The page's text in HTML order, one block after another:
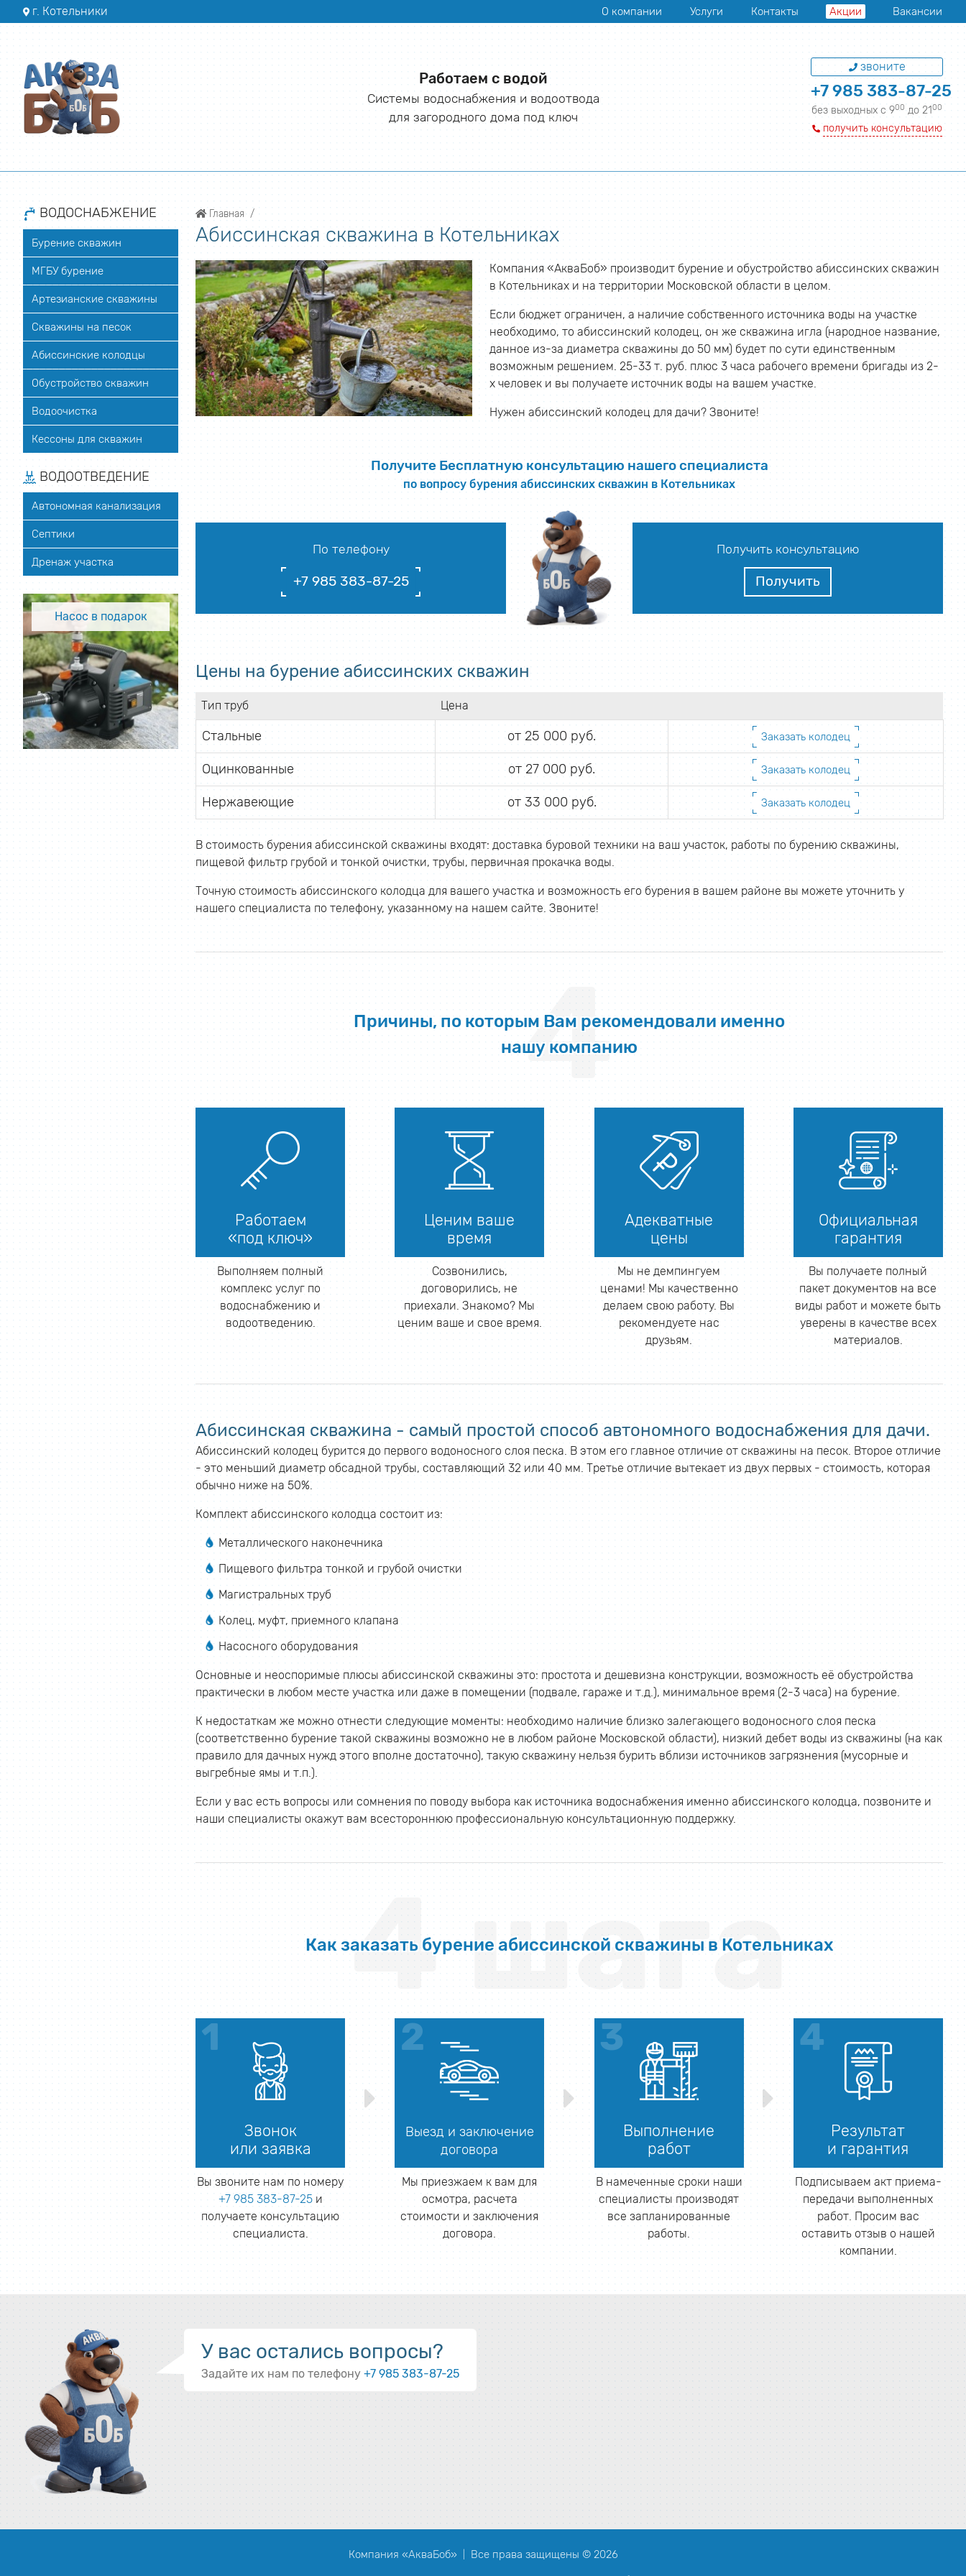
г. Котельники О компании Услуги Контакты Акции Вакансии
Работаем с водой
Системы водоснабжения и водоотвода
для загородного дома под ключ
звоните
+7 985 383-87-25
без выходных с 900до 2100
получить консультацию
ВОДОСНАБЖЕНИЕ
Бурение скважин
МГБУ бурение
Артезианские скважины
Скважины на песок
Абиссинские колодцы
Обустройство скважин
Водоочистка
Кессоны для скважин
ВОДООТВЕДЕНИЕ
Автономная канализация
Септики
Дренаж участка
Насос в подарок
Главная
Абиссинская скважина в Котельниках
Компания «АкваБоб» производит бурение и обустройство абиссинских скважин
в Котельниках и на территории Московской области в целом.
Если бюджет ограничен, а наличие собственного источника воды на участке
необходимо, то абиссинский колодец, он же скважина игла (народное название,
данное из-за диаметра скважины до 50 мм) будет по сути единственным
возможным решением. 25-33 т. руб. плюс 3 часа рабочего времени бригады из 2-
х человек и вы получаете источник воды на вашем участке.
Нужен абиссинский колодец для дачи? Звоните!
Получите Бесплатную консультацию нашего специалиста
по вопросу бурения абиссинских скважин в Котельниках
По телефону
+7 985 383-87-25
Получить консультацию
Получить
Цены на бурение абиссинских скважин
Тип труб Цена
Стальные от 25 000 руб. Заказать колодец
Оцинкованные от 27 000 руб. Заказать колодец
Нержавеющие от 33 000 руб. Заказать колодец
В стоимость бурения абиссинской скважины входят: доставка буровой техники на ваш участок, работы по бурению скважины,
пищевой фильтр грубой и тонкой очистки, трубы, первичная прокачка воды.
Точную стоимость абиссинского колодца для вашего участка и возможность его бурения в вашем районе вы можете уточнить у
нашего специалиста по телефону, указанному на нашем сайте. Звоните!
Причины, по которым Вам рекомендовали именно
нашу компанию
4
Работаем
«под ключ»
Выполняем полный
комплекс услуг по
водоснабжению и
водоотведению.
Ценим ваше
время
Созвонились,
договорились, не
приехали. Знакомо? Мы
ценим ваше и свое время.
Адекватные
цены
Мы не демпингуем
ценами! Мы качественно
делаем свою работу. Вы
рекомендуете нас
друзьям.
Официальная
гарантия
Вы получаете полный
пакет документов на все
виды работ и можете быть
уверены в качестве всех
материалов.
Абиссинская скважина - самый простой способ автономного водоснабжения для дачи.
Абиссинский колодец бурится до первого водоносного слоя песка. В этом его главное отличие от скважины на песок. Второе отличие
- это меньший диаметр обсадной трубы, составляющий 32 или 40 мм. Третье отличие вытекает из двух первых - стоимость, которая
обычно ниже на 50%.
Комплект абиссинского колодца состоит из:
Металлического наконечника
Пищевого фильтра тонкой и грубой очистки
Магистральных труб
Колец, муфт, приемного клапана
Насосного оборудования
Основные и неоспоримые плюсы абиссинской скважины это: простота и дешевизна конструкции, возможность её обустройства
практически в любом месте участка или даже в помещении (подвале, гараже и т.д.), минимальное время (2-3 часа) на бурение.
К недостаткам же можно отнести следующие моменты: необходимо наличие близко залегающего водоносного слоя песка
(соответственно бурение такой скважины возможно не в любом районе Московской области), низкий дебет воды из скважины (на как
правило для дачных нужд этого вполне достаточно), такую скважину нельзя бурить вблизи источников загрязнения (мусорные и
выгребные ямы и т.п.).
Если у вас есть вопросы или сомнения по поводу выбора как источника водоснабжения именно абиссинского колодца, позвоните и
наши специалисты окажут вам всестороннюю профессиональную консультационную поддержку.
Как заказать бурение абиссинской скважины в Котельниках
4 шага
Звонок
или заявка
Вы звоните нам по номеру
+7 985 383-87-25и
получаете консультацию
специалиста.
Выезд и заключение
договора
Мы приезжаем к вам для
осмотра, расчета
стоимости и заключения
договора.
Выполнение
работ
В намеченные сроки наши
специалисты производят
все запланированные
работы.
Результат
и гарантия
Подписываем акт приема-
передачи выполненных
работ. Просим вас
оставить отзыв о нашей
компании.
У вас остались вопросы?
Задайте их нам по телефону +7 985 383-87-25
Компания «АкваБоб» Все права защищены © 2026